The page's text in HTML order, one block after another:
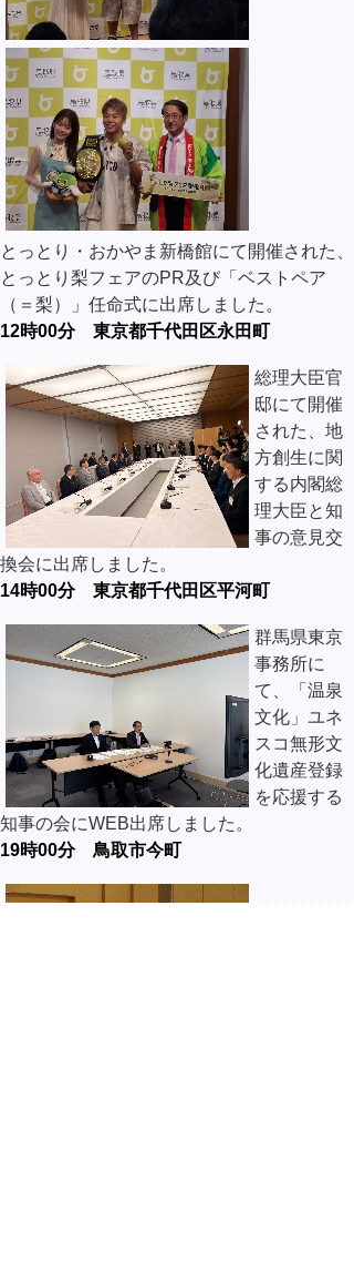
とっとり・おかやま新橋館にて開催された、
とっとり梨フェアのPR及び「ベストペア
（＝梨）」任命式に出席しました。
12時00分 東京都千代田区永田町
総理大臣官
邸にて開催
された、地
方創生に関
する内閣総
理大臣と知
事の意見交
換会に出席しました。
14時00分 東京都千代田区平河町
群馬県東京
事務所に
て、「温泉
文化」ユネ
スコ無形文
化遺産登録
を応援する
知事の会にWEB出席しました。
19時00分 鳥取市今町